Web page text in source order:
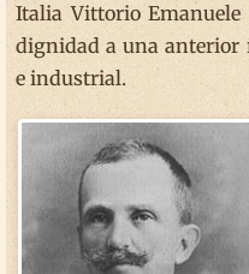
Italia Vittorio
dignidad a una anterior
e industrial.